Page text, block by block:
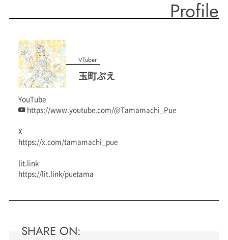
Profile
VTuber
玉町ぷえ
YouTube
https://www.youtube.com/@Tamamachi_Pue
X
https://x.com/tamamachi_pue
lit.link
https://lit.link/puetama
SHARE ON: